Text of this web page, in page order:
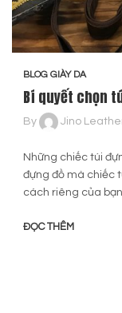
BLOG GIÀY DA
Bí quyết chọn
By Jino
Những chiếc túi
đựng đồ mà chiếc
cách riêng của
ĐỌC THÊM